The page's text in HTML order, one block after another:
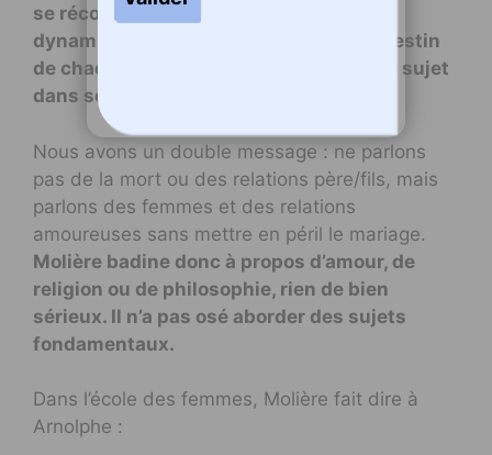
se réconcilient. Nous avons là des
dynamiques fortes qui influent sur le destin
de chacun et Molière n’aborde jamais le sujet
dans ses pièces.
Nous avons un double message : ne parlons
pas de la mort ou des relations père/fils, mais
parlons des femmes et des relations
amoureuses sans mettre en péril le mariage.
Molière badine donc à propos d’amour, de
religion ou de philosophie, rien de bien
sérieux. Il n’a pas osé aborder des sujets
fondamentaux.
Dans l’école des femmes, Molière fait dire à
Arnolphe :